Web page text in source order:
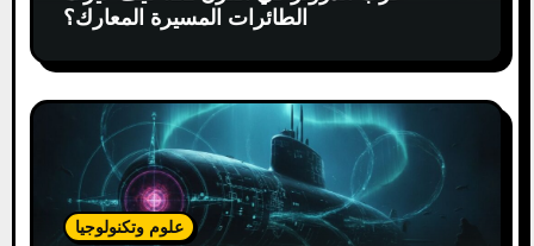
الطائرات المسيرة المعارك؟
علوم وتكنولوجيا